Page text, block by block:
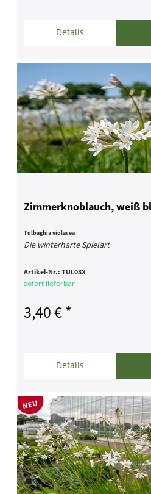
Details
Zimmerknoblauch, weiß
Tulbaghia violacea
Die winterharte Spielart
Artikel-Nr.:TUL03X
sofort lieferbar
3,40 € *
Details